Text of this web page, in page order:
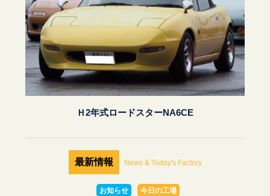
Ｈ2年式ロードスターNA6CE
最新情報 News & Today's Factory
お知らせ 今日の工場